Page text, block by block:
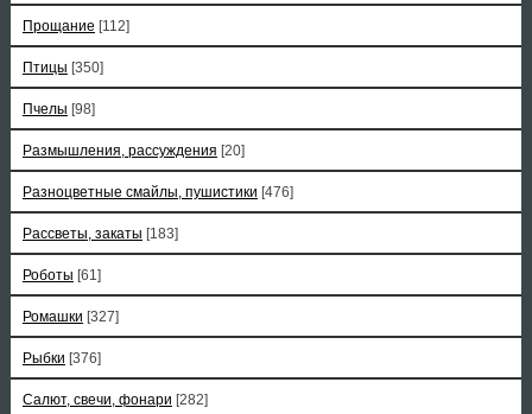
Прощание [112]
Птицы [350]
Пчелы [98]
Размышления, рассуждения [20]
Разноцветные смайлы, пушистики [476]
Рассветы, закаты [183]
Роботы [61]
Ромашки [327]
Рыбки [376]
Салют, свечи, фонари [282]